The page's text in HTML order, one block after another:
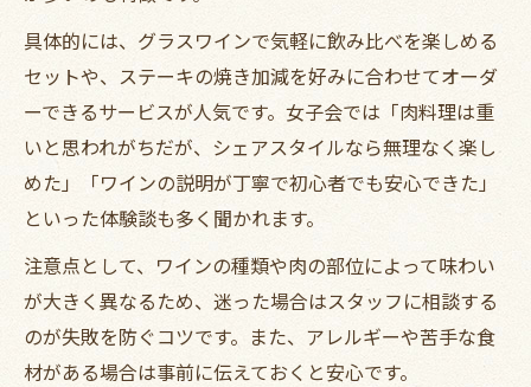
さ
おしゃれな空間が女子会ディナーに与える
影響
満足度が高まる駅近ディナーの秘訣を解説
女子会ディナー満足度を上げる駅近の選び
ディナーで後悔しない駅近女子会のポイン
ト集
アクセスと雰囲気を両立したディナーの極
具体的には、グラスワインで気軽に飲み比べを楽しめる
セットや、ステーキの焼き加減を好みに合わせてオーダ
ーできるサービスが人気です。女子会では「肉料理は重
いと思われがちだが、シェアスタイルなら無理なく楽し
めた」「ワインの説明が丁寧で初心者でも安心できた」
といった体験談も多く聞かれます。
注意点として、ワインの種類や肉の部位によって味わい
が大きく異なるため、迷った場合はスタッフに相談する
のが失敗を防ぐコツです。また、アレルギーや苦手な食
材がある場合は事前に伝えておくと安心です。